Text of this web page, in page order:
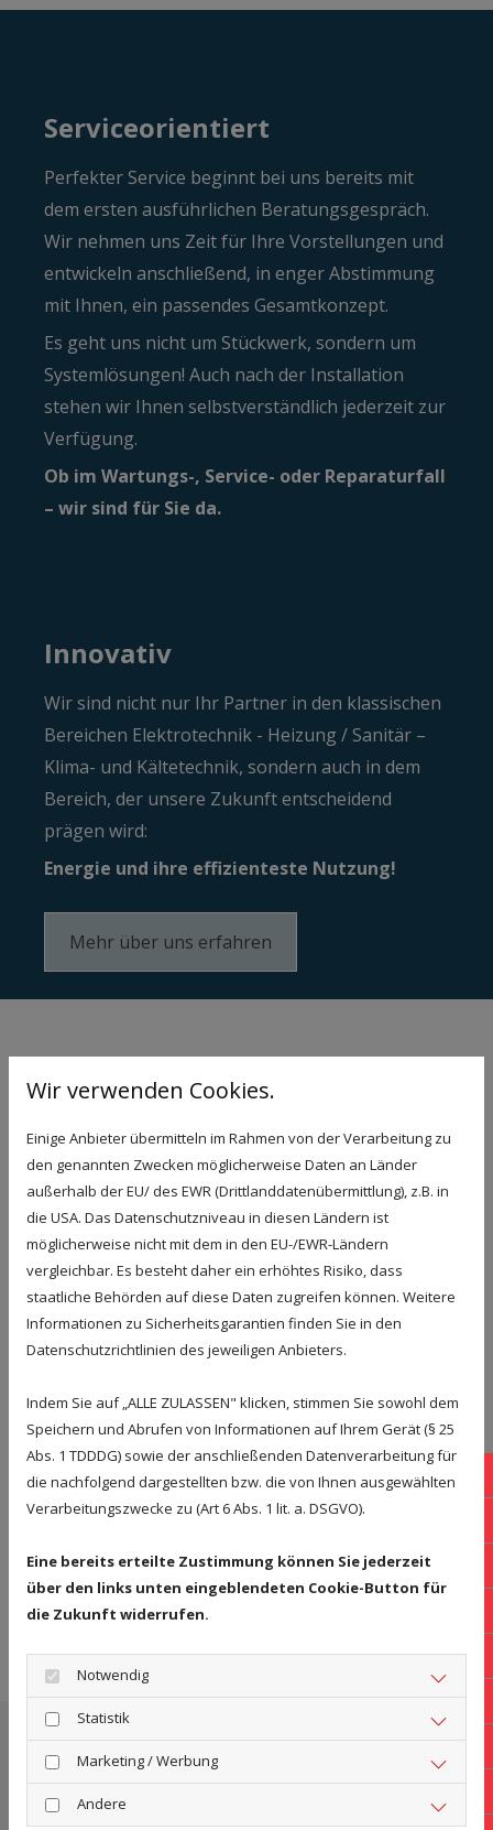
Service­orientiert
Perfekter Service beginnt bei uns bereits mit
dem ersten aus­führlichen Beratungs­gespräch.
Wir nehmen uns Zeit für Ihre Vor­stellungen und
entwickeln an­schließend, in enger Ab­stimmung
mit Ihnen, ein passendes Gesamt­konzept.
Es geht uns nicht um Stückwerk, sondern um
System­lösungen! Auch nach der Installation
stehen wir Ihnen selbst­verständlich jeder­zeit zur
Verfügung.
Ob im Wartungs-, Service- oder Reparatur­fall
– wir sind für Sie da.
Innovativ
Wir sind nicht nur Ihr Partner in den klassischen
Bereichen Elektro­technik - Heizung / Sanitär –
Klima- und Kälte­technik, sondern auch in dem
Bereich, der unsere Zukunft ent­scheidend
prägen wird:
Energie und ihre effizienteste Nutzung!
Mehr über uns erfahren
Wir beraten, installieren, bauen
und warten Ihre Technik!
Ladesäulen
Photovoltaik,
Batteriespeicher
Heizung,
Neuanlagen
Wärmepumpen,
Klimaanlagen
Ölanlagen
Riello Service &
Sie haben hier noch keine
Lösung für Ihr Problem
Wir verwenden Cookies.
Einige Anbieter übermitteln im Rahmen von der Verarbeitung zu
den genannten Zwecken möglicherweise Daten an Länder
außerhalb der EU/ des EWR (Drittlanddatenübermittlung), z.B. in
die USA. Das Datenschutzniveau in diesen Ländern ist
möglicherweise nicht mit dem in den EU-/EWR-Ländern
vergleichbar. Es besteht daher ein erhöhtes Risiko, dass
staatliche Behörden auf diese Daten zugreifen können. Weitere
Informationen zu Sicherheitsgarantien finden Sie in den
Datenschutzrichtlinien des jeweiligen Anbieters.
Indem Sie auf „ALLE ZULASSEN" klicken, stimmen Sie sowohl dem
Speichern und Abrufen von Informationen auf Ihrem Gerät (§ 25
Abs. 1 TDDDG) sowie der anschließenden Datenverarbeitung für
die nachfolgend dargestellten bzw. die von Ihnen ausgewählten
Verarbeitungszwecke zu (Art 6 Abs. 1 lit. a. DSGVO).
Eine bereits erteilte Zustimmung können Sie jederzeit
über den links unten eingeblendeten Cookie-Button für
die Zukunft widerrufen.
Notwendig
Statistik
Marketing / Werbung
Andere